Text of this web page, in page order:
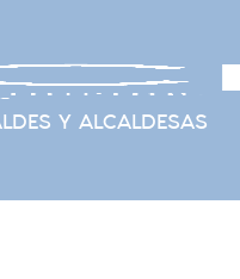
Y ALCALDESAS